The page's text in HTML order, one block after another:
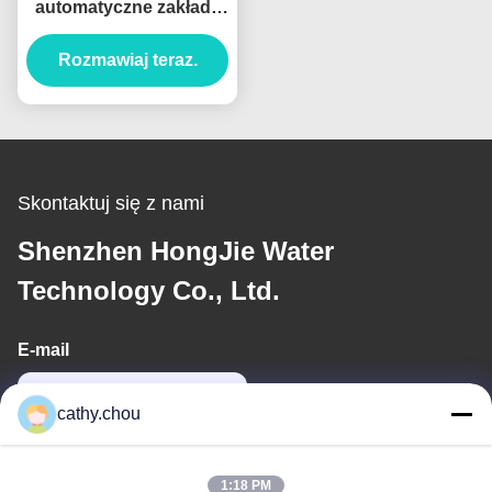
automatyczne zakłady
RO przemysłowe
50m3/h System filtracji
wody przez odwrotną
Rozmawiaj teraz.
Skontaktuj się z nami
Shenzhen HongJie Water
Technology Co., Ltd.
E-mail
cathy.chou
1:18 PM